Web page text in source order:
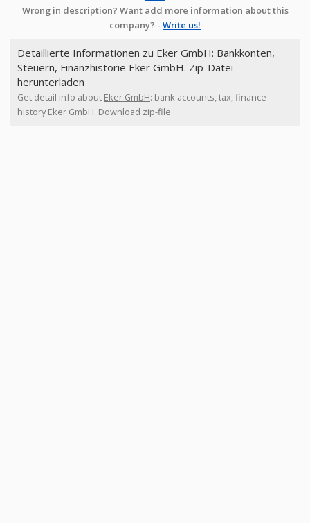
Wrong in description? Want add more information about this
company? - Write us!
Detaillierte Informationen zu Eker GmbH: Bankkonten,
Steuern, Finanzhistorie Eker GmbH. Zip-Datei
herunterladen
Get detail info about Eker GmbH: bank accounts, tax, finance
history Eker GmbH. Download zip-file